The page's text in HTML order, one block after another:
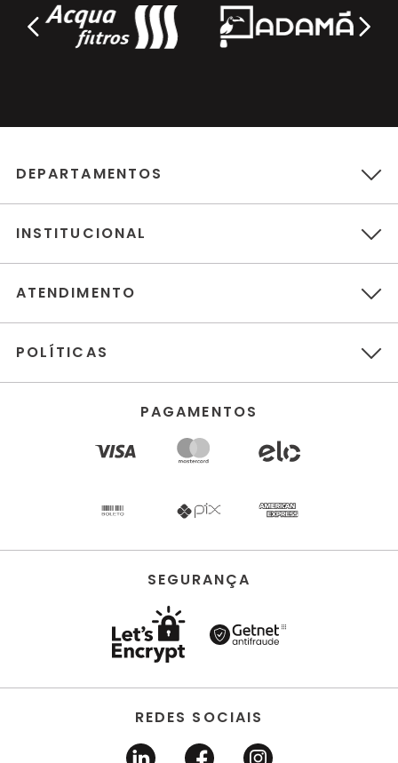
DEPARTAMENTOS
INSTITUCIONAL
ATENDIMENTO
POLÍTICAS
PAGAMENTOS
SEGURANÇA
REDES SOCIAIS